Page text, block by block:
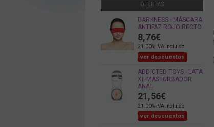
OFERTAS
DARKNESS - MÁSCARA
ANTIFAZ ROJO RECTO
8,76€
21.00% IVA incluido
ver descuentos
ADDICTED TOYS - LATA
XL MASTURBADOR
ANAL
21,56€
21.00% IVA incluido
ver descuentos